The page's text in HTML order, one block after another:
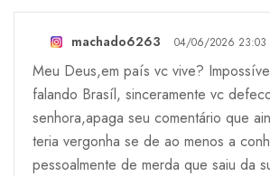
machado6263 04/06/2026 23:03
Meu Deus,em país vc vive?
falando Brasíl, sinceramente vc
senhora,apaga seu comentário que
teria vergonha se de ao menos a
pessoalmente de merda que saiu da